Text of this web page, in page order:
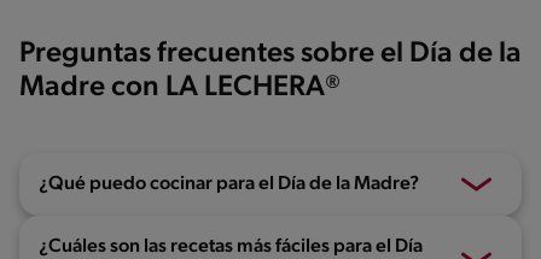
Preguntas frecuentes sobre el Día de la
Madre con LA LECHERA®
¿Qué puedo cocinar para el Día de la Madre?
¿Cuáles son las recetas más fáciles para el Día